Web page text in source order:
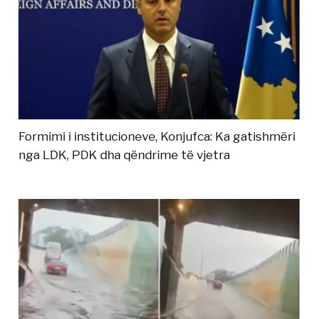
Formimi i institucioneve, Konjufca: Ka gatishmëri
nga LDK, PDK dha qëndrime të vjetra